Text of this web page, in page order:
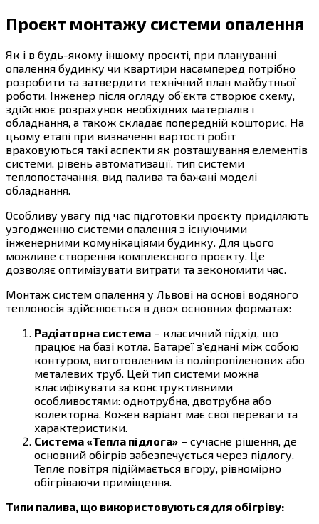
Проєкт монтажу системи опалення
Як і в будь-якому іншому проєкті, при плануванні
опалення будинку чи квартири насамперед потрібно
розробити та затвердити технічний план майбутньої
роботи. Інженер після огляду об’єкта створює схему,
здійснює розрахунок необхідних матеріалів і
обладнання, а також складає попередній кошторис. На
цьому етапі при визначенні вартості робіт
враховуються такі аспекти як розташування елементів
системи, рівень автоматизації, тип системи
теплопостачання, вид палива та бажані моделі
обладнання.
Особливу увагу під час підготовки проєкту приділяють
узгодженню системи опалення з існуючими
інженерними комунікаціями будинку. Для цього
можливе створення комплексного проєкту. Це
дозволяє оптимізувати витрати та зекономити час.
Монтаж систем опалення у Львові на основі водяного
теплоносія здійснюється в двох основних форматах:
Радіаторна система – класичний підхід, що
працює на базі котла. Батареї з’єднані між собою
контуром, виготовленим із поліпропіленових або
металевих труб. Цей тип системи можна
класифікувати за конструктивними
особливостями: однотрубна, двотрубна або
колекторна. Кожен варіант має свої переваги та
характеристики.
Система «Тепла підлога» – сучасне рішення, де
основний обігрів забезпечується через підлогу.
Тепле повітря підіймається вгору, рівномірно
обігріваючи приміщення.
Типи палива, що використовуються для обігріву: